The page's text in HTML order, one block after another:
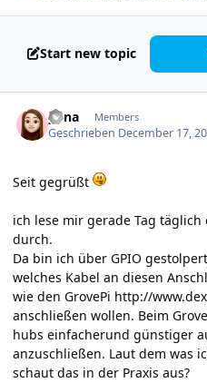
Start new topic
yuna Members
Geschrieben December 17,
Seit gegrüßt
ich lese mir gerade Tag
durch.
Da bin ich über GPIO
welches Kabel an diesen
wie den GrovePi http://
anschließen wollen. Beim
hubs einfacherund günstiger
anzuschließen. Laut dem was
schaut das in der Praxis aus?